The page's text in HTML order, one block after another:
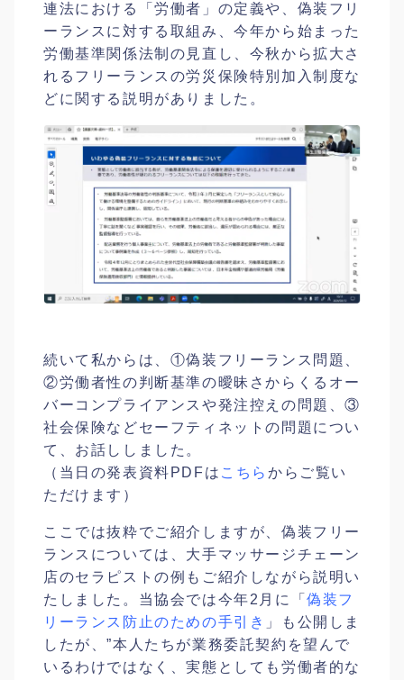
連法における「労働者」の定義や、偽装フリ
ーランスに対する取組み、今年から始まった
労働基準関係法制の見直し、今秋から拡大さ
れるフリーランスの労災保険特別加入制度な
どに関する説明がありました。
続いて私からは、①偽装フリーランス問題、
②労働者性の判断基準の曖昧さからくるオー
バーコンプライアンスや発注控えの問題、③
社会保険などセーフティネットの問題につい
て、お話ししました。
（当日の発表資料PDFは こちらからご覧い
ただけます）
ここでは抜粋でご紹介しますが、偽装フリー
ランスについては、大手マッサージチェーン
店のセラピストの例もご紹介しながら説明い
たしました。当協会では今年2月に「偽装フ
リーランス防止のための手引き 」も公開しま
したが、”本人たちが業務委託契約を望んで
いるわけではなく、実態としても労働者的な